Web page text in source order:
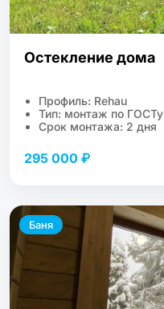
Остекление дома
Профиль: Rehau
Тип: монтаж по ГОСТу
Срок монтажа: 2 дня
295 000 ₽
Баня